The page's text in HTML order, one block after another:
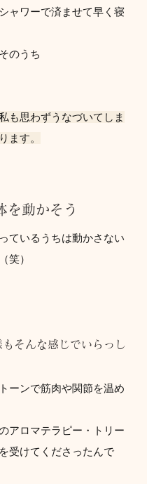
ャワーで済ませて早く寝
のうち
も思わずうなづいてしま
ます。
を動かそう
ているうちは動かさない
笑）
そんな感じでいらっし
ーンで筋肉や関節を温め
アロマテラピー・トリー
受けてくださったんで